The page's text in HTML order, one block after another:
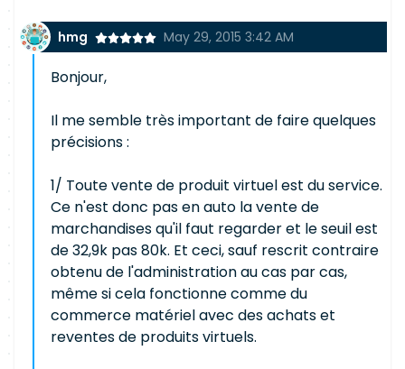
hmg May 29, 2015 3:42 AM
Bonjour,
Il me semble très important de faire quelques
précisions :
1/ Toute vente de produit virtuel est du service.
Ce n'est donc pas en auto la vente de
marchandises qu'il faut regarder et le seuil est
de 32,9k pas 80k. Et ceci, sauf rescrit contraire
obtenu de l'administration au cas par cas,
même si cela fonctionne comme du
commerce matériel avec des achats et
reventes de produits virtuels.